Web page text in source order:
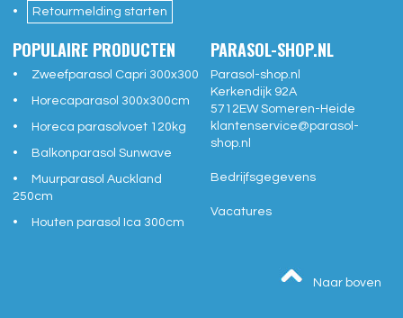
Retourmelding starten
POPULAIRE PRODUCTEN
Zweefparasol Capri 300x300
Horecaparasol 300x300cm
Horeca parasolvoet 120kg
Balkonparasol Sunwave
Muurparasol Auckland
250cm
Houten parasol Ica 300cm
PARASOL-SHOP.NL
Parasol-shop.nl
Kerkendijk 92A
5712EW Someren-Heide
klantenservice@parasol-
shop.nl
Bedrijfsgegevens
Vacatures
Naar boven